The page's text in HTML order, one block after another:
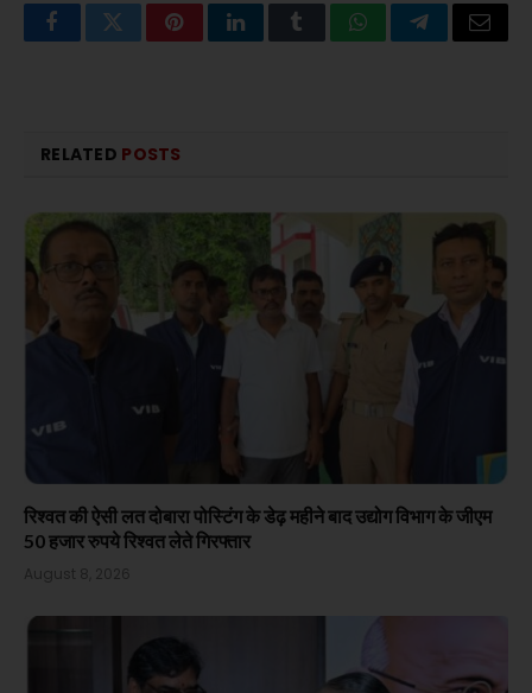
FacebookTwitterPinterestLinkedInTumblrWhatsAppTelegramEmail
RELATED POSTS
रिश्वत की ऐसी लत दोबारा पोस्टिंग के डेढ़ महीने बाद उद्योग विभाग के जीएम
50 हजार रुपये रिश्वत लेते गिरफ्तार
August 8, 2026